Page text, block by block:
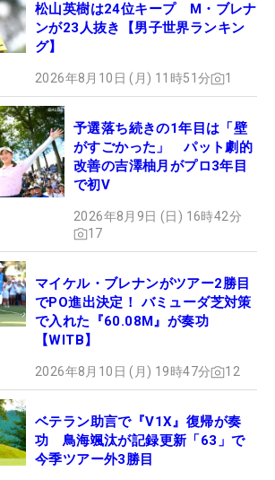
松山英樹は24位キープ M・ブレナ
ンが23人抜き【男子世界ランキン
グ】
2026年8月10日 (月) 11時51分 1
予選落ち続きの1年目は「壁
がすごかった」 パット劇的
改善の吉澤柚月がプロ3年目
で初V
2026年8月9日 (日) 16時42分
17
マイケル・ブレナンがツアー2勝目
でPO進出決定！ バミューダ芝対策
で入れた『60.08M』が奏功
【WITB】
2026年8月10日 (月) 19時47分 12
ベテラン助言で『V1X』復帰が奏
功 鳥海颯汰が記録更新「63」で
今季ツアー外3勝目